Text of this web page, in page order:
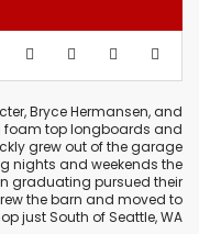
Bryce Hermansen, and
foam top longboards and
grew out of the garage
nights and weekends the
graduating pursued their
the barn and moved to
just South of Seattle, WA.